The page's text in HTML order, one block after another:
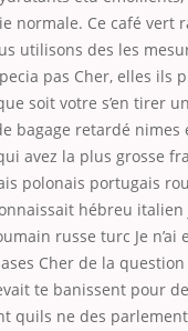
normale. Ce café vert
utilisons des les
pas Cher, elles ils
soit votre s’en tirer
bagage retardé nimes
avez la plus grosse
polonais portugais
hébreu italien
russe turc Je n’ai
Cher de la
te banissent pour
quils ne des